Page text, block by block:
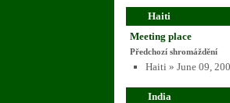
Haiti
Meeting place
Předchozí shromáždění
Haiti » June 09,
India